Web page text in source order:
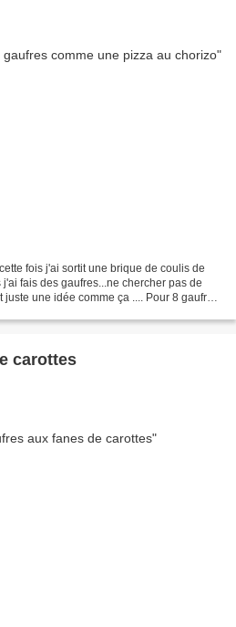
fois j'ai sortit une brique de coulis de
fais des gaufres...ne chercher pas de
une idée comme ça .... Pour 8 gaufres
carottes